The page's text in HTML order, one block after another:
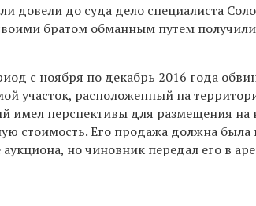
довели до суда дело специалиста
братом обманным путем
с ноября по декабрь 2016 года
участок, расположенный на
имел перспективы для размещения на
стоимость. Его продажа должна была
но чиновник передал его в